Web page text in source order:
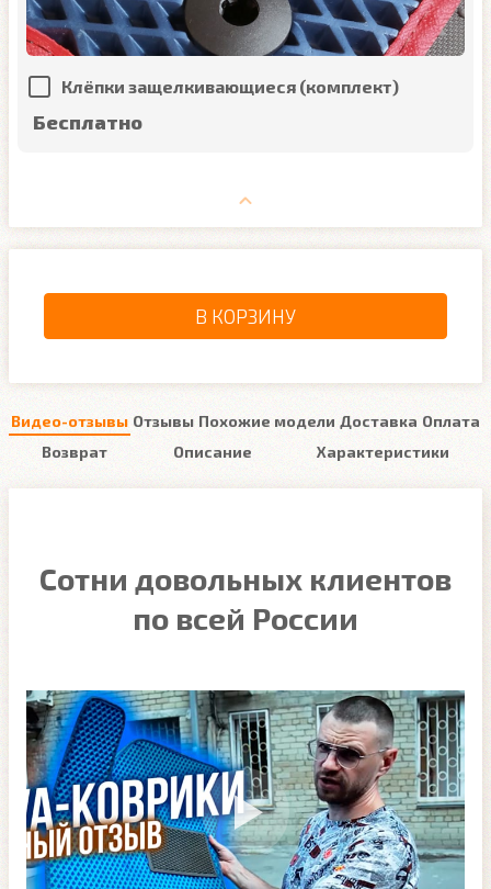
Клёпки защелкивающиеся (комплект)
Бесплатно
В КОРЗИНУ
Видео-отзывы Отзывы Похожие модели Доставка Оплата
Возврат
Описание Характеристики
Сотни довольных клиентов
по всей России